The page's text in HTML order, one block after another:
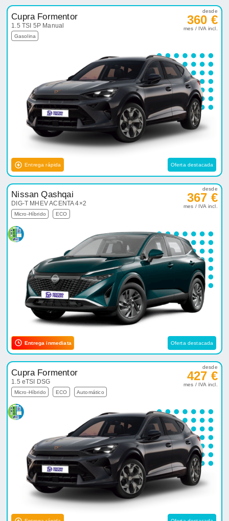
Cupra Formentor
1.5 TSI 5P Manual
Gasolina
desde
360 €
mes / IVA incl.
Entrega rápida Oferta destacada
Nissan Qashqai
DIG-T MHEV ACENTA 4×2
Micro-Híbrido ECO
desde
367 €
mes / IVA incl.
Entrega inmediata Oferta destacada
Cupra Formentor
1.5 eTSI DSG
Micro-Híbrido ECO Automático
desde
427 €
mes / IVA incl.